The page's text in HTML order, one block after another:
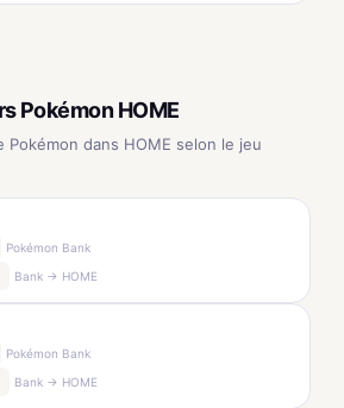
Pokémon HOME
Pokémon dans HOME selon le jeu
Pokémon Bank
Bank → HOME
Pokémon Bank
Bank → HOME